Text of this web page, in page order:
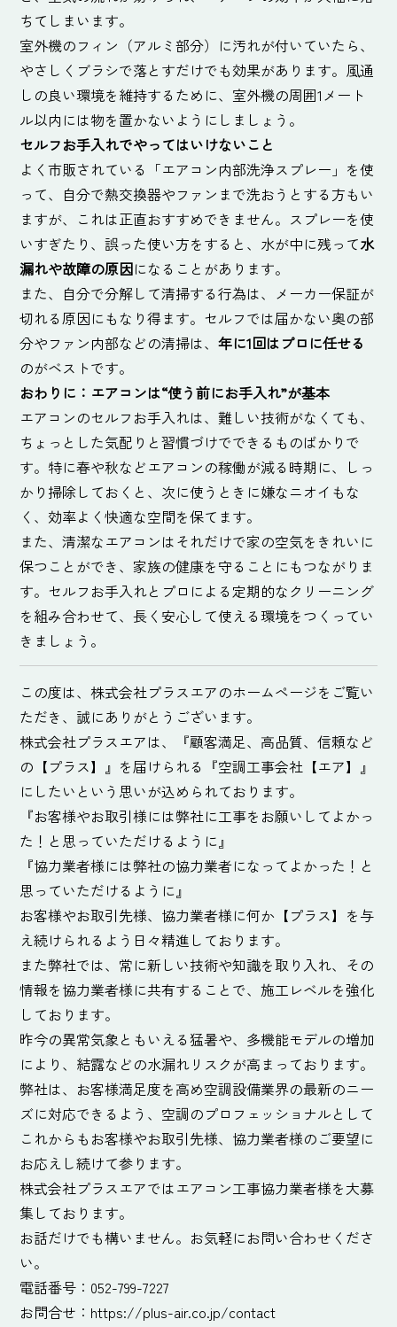
ちてしまいます。
室外機のフィン（アルミ部分）に汚れが付いていたら、
やさしくブラシで落とすだけでも効果があります。風通
しの良い環境を維持するために、室外機の周囲1メート
ル以内には物を置かないようにしましょう。
セルフお手入れでやってはいけないこと
よく市販されている「エアコン内部洗浄スプレー」を使
って、自分で熱交換器やファンまで洗おうとする方もい
ますが、これは正直おすすめできません。スプレーを使
いすぎたり、誤った使い方をすると、水が中に残って水
漏れや故障の原因になることがあります。
また、自分で分解して清掃する行為は、メーカー保証が
切れる原因にもなり得ます。セルフでは届かない奥の部
分やファン内部などの清掃は、年に1回はプロに任せる
のがベストです。
おわりに：エアコンは“使う前にお手入れ”が基本
エアコンのセルフお手入れは、難しい技術がなくても、
ちょっとした気配りと習慣づけでできるものばかりで
す。特に春や秋などエアコンの稼働が減る時期に、しっ
かり掃除しておくと、次に使うときに嫌なニオイもな
く、効率よく快適な空間を保てます。
また、清潔なエアコンはそれだけで家の空気をきれいに
保つことができ、家族の健康を守ることにもつながりま
す。セルフお手入れとプロによる定期的なクリーニング
を組み合わせて、長く安心して使える環境をつくってい
きましょう。
この度は、株式会社プラスエアのホームページをご覧い
ただき、誠にありがとうございます。
株式会社プラスエアは、『顧客満足、高品質、信頼など
の【プラス】』を届けられる『空調工事会社【エア】』
にしたいという思いが込められております。
『お客様やお取引様には弊社に工事をお願いしてよかっ
た！と思っていただけるように』
『協力業者様には弊社の協力業者になってよかった！と
思っていただけるように』
お客様やお取引先様、協力業者様に何か【プラス】を与
え続けられるよう日々精進しております。
また弊社では、常に新しい技術や知識を取り入れ、その
情報を協力業者様に共有することで、施工レベルを強化
しております。
昨今の異常気象ともいえる猛暑や、多機能モデルの増加
により、結露などの水漏れリスクが高まっております。
弊社は、お客様満足度を高め空調設備業界の最新のニー
ズに対応できるよう、空調のプロフェッショナルとして
これからもお客様やお取引先様、協力業者様のご要望に
お応えし続けて参ります。
株式会社プラスエアではエアコン工事協力業者様を大募
集しております。
お話だけでも構いません。お気軽にお問い合わせくださ
い。
電話番号：052-799-7227
お問合せ： https://plus-air.co.jp/contact